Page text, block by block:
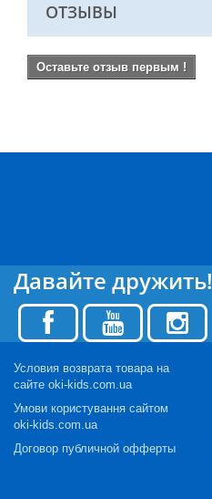
ОТЗЫВЫ
Оставьте отзыв первым !
Давайте дружить!
Условия возврата товара на
сайте oki-kids.com.ua
Умови користування сайтом
oki-kids.com.ua
Договор публичной офферты